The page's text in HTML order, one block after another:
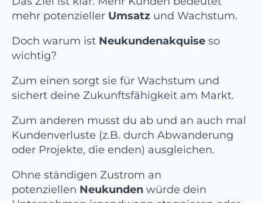
mehr potenzieller Umsatz und Wachstum.
Doch warum ist Neukundenakquise so
wichtig?
Zum einen sorgt sie für Wachstum und
sichert deine Zukunftsfähigkeit am Markt.
Zum anderen musst du ab und an auch mal
Kundenverluste (z.B. durch Abwanderung
oder Projekte, die enden) ausgleichen.
Ohne ständigen Zustrom an
potenziellen Neukunden würde dein